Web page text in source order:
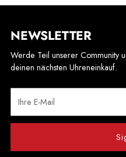
NEWSLETTER
Werde Teil unserer Community
deinen nächsten Uhreneinkauf.
Mail